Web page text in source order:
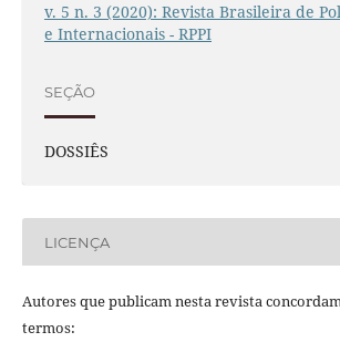
v. 5 n. 3 (2020): Revista Brasileira de
e Internacionais - RPPI
SEÇÃO
DOSSIÊS
LICENÇA
Autores que publicam nesta revista
termos: